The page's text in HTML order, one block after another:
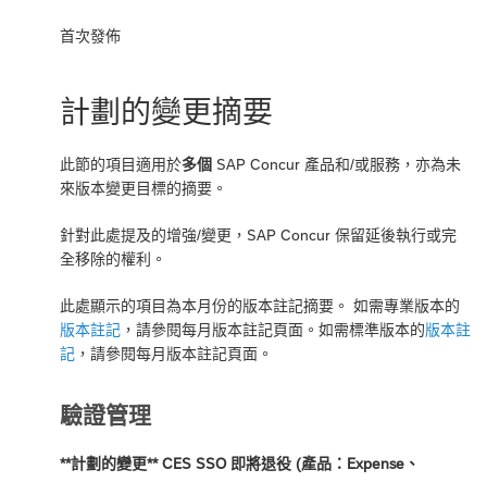
首次發佈
計劃的變更摘要
此節的項目適用於多個 SAP Concur 產品和/或服務，亦為未
來版本變更目標的摘要。
針對此處提及的增強/變更，SAP Concur 保留延後執行或完
全移除的權利。
此處顯示的項目為本月份的版本註記摘要。 如需專業版本的
版本註記 ，請參閱每月版本註記頁面。如需標準版本的版本註
記 ，請參閱每月版本註記頁面。
驗證管理
**計劃的變更** CES SSO 即將退役 (產品：Expense、